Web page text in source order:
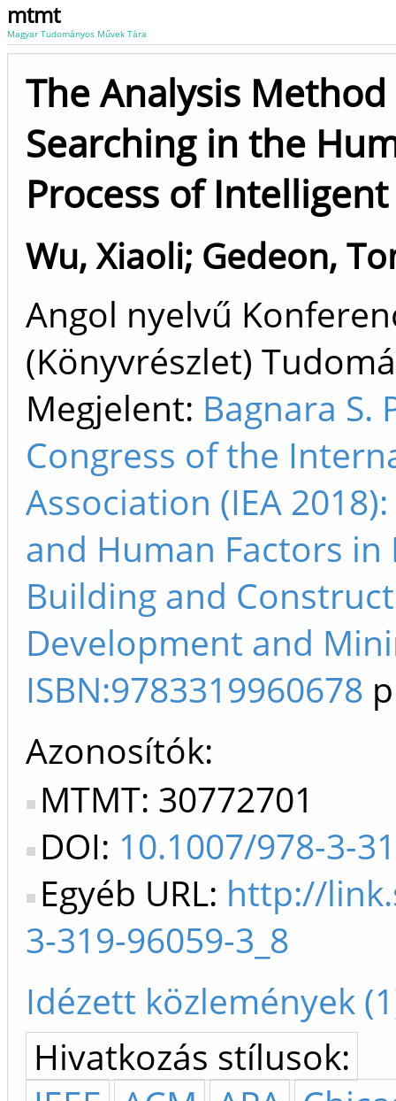
mtmt
Magyar Tudományos Művek Tára
The Analysis
Searching in the
Process of
Wu, Xiaoli; Gedeon,
Angol nyelvű
(Könyvrészlet)
Megjelent: Bagnara S.
Congress of the
Association (IEA
and Human Factors
Building and
Development and
ISBN:9783319960678
Azonosítók
MTMT: 30772701
DOI: 10.1007/978-3-
Egyéb URL: http://
3-319-96059-3_8
Idézett közlemények
Hivatkozás stílusok: